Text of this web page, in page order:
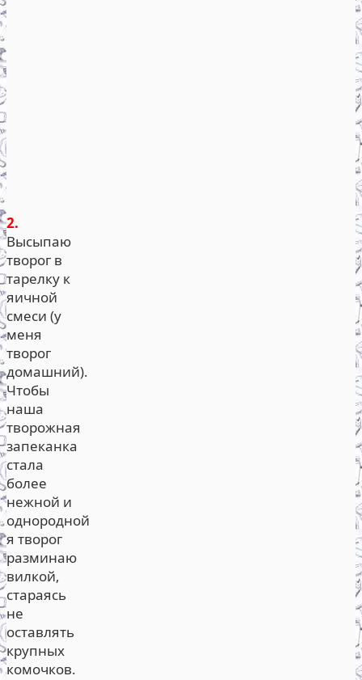
2.
Высыпаю
творог в
тарелку к
яичной
смеси (у
меня
творог
домашний).
Чтобы
наша
творожная
запеканка
стала
более
нежной и
однородной
я творог
разминаю
вилкой,
стараясь
не
оставлять
крупных
комочков.